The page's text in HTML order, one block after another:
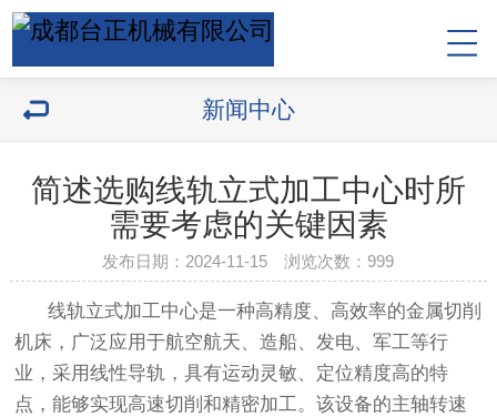
新闻中心
简述选购线轨立式加工中心时所
需要考虑的关键因素
发布日期：2024-11-15 浏览次数： 999
线轨立式加工中心是一种高精度、高效率的金属切削
机床，广泛应用于航空航天、造船、发电、军工等行
业，采用线性导轨，具有运动灵敏、定位精度高的特
点，能够实现高速切削和精密加工。该设备的主轴转速